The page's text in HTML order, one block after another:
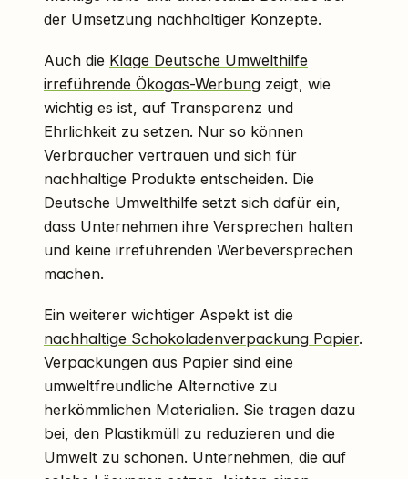
der Umsetzung nachhaltiger Konzepte.
Auch die Klage Deutsche Umwelthilfe
irreführende Ökogas-Werbung zeigt, wie
wichtig es ist, auf Transparenz und
Ehrlichkeit zu setzen. Nur so können
Verbraucher vertrauen und sich für
nachhaltige Produkte entscheiden. Die
Deutsche Umwelthilfe setzt sich dafür ein,
dass Unternehmen ihre Versprechen halten
und keine irreführenden Werbeversprechen
machen.
Ein weiterer wichtiger Aspekt ist die
nachhaltige Schokoladenverpackung Papier.
Verpackungen aus Papier sind eine
umweltfreundliche Alternative zu
herkömmlichen Materialien. Sie tragen dazu
bei, den Plastikmüll zu reduzieren und die
Umwelt zu schonen. Unternehmen, die auf